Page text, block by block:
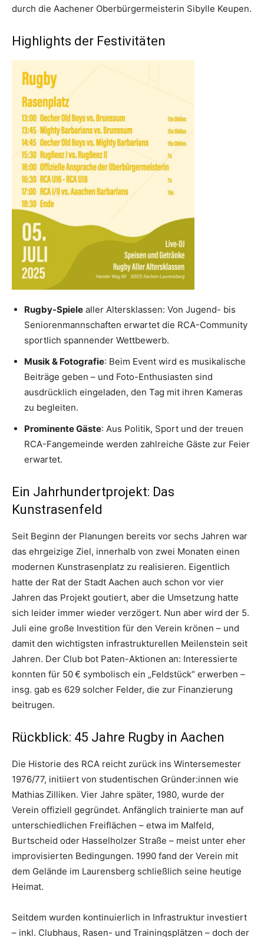
durch die Aachener Oberbürgermeisterin Sibylle Keupen.
Highlights der Festivitäten
Rugby-Spiele aller Altersklassen: Von Jugend- bis
Seniorenmannschaften erwartet die RCA-Community
sportlich spannender Wettbewerb.
Musik & Fotografie: Beim Event wird es musikalische
Beiträge geben – und Foto-Enthusiasten sind
ausdrücklich eingeladen, den Tag mit ihren Kameras
zu begleiten.
Prominente Gäste: Aus Politik, Sport und der treuen
RCA-Fangemeinde werden zahlreiche Gäste zur Feier
erwartet.
Ein Jahrhundertprojekt: Das
Kunstrasenfeld
Seit Beginn der Planungen bereits vor sechs Jahren war
das ehrgeizige Ziel, innerhalb von zwei Monaten einen
modernen Kunstrasenplatz zu realisieren. Eigentlich
hatte der Rat der Stadt Aachen auch schon vor vier
Jahren das Projekt goutiert, aber die Umsetzung hatte
sich leider immer wieder verzögert. Nun aber wird der 5.
Juli eine große Investition für den Verein krönen – und
damit den wichtigsten infrastrukturellen Meilenstein seit
Jahren. Der Club bot Paten-Aktionen an: Interessierte
konnten für 50 € symbolisch ein „Feldstück“ erwerben –
insg. gab es 629 solcher Felder, die zur Finanzierung
beitrugen.
Rückblick: 45 Jahre Rugby in Aachen
Die Historie des RCA reicht zurück ins Wintersemester
1976/77, initiiert von studentischen Gründer:innen wie
Mathias Zilliken. Vier Jahre später, 1980, wurde der
Verein offiziell gegründet. Anfänglich trainierte man auf
unterschiedlichen Freiflächen – etwa im Malfeld,
Burtscheid oder Hasselholzer Straße – meist unter eher
improvisierten Bedingungen. 1990 fand der Verein mit
dem Gelände im Laurensberg schließlich seine heutige
Heimat.
Seitdem wurden kontinuierlich in Infrastruktur investiert
– inkl. Clubhaus, Rasen- und Trainingsplätzen – doch der